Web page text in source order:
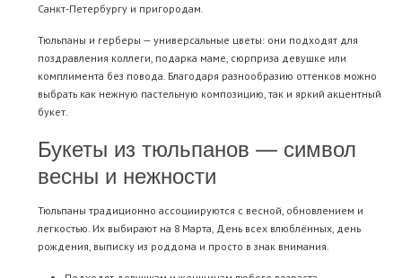
Санкт-Петербургу и пригородам.
Тюльпаны и герберы — универсальные цветы: они подходят для
поздравления коллеги, подарка маме, сюрприза девушке или
комплимента без повода. Благодаря разнообразию оттенков можно
выбрать как нежную пастельную композицию, так и яркий акцентный
букет.
Букеты из тюльпанов — символ
весны и нежности
Тюльпаны традиционно ассоциируются с весной, обновлением и
легкостью. Их выбирают на 8 Марта, День всех влюблённых, день
рождения, выписку из роддома и просто в знак внимания.